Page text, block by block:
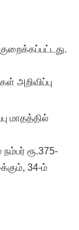
அறிவிப்பு
மாதத்தில்
ரூ.375-
34-ம்